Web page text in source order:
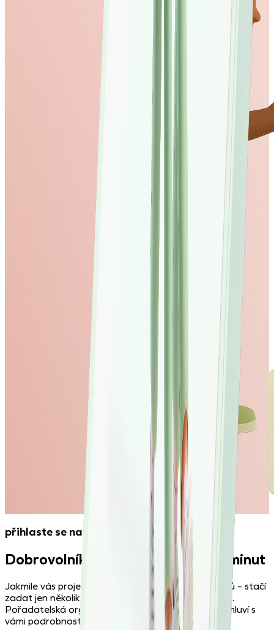
přihlaste se na svůj první projekt
Dobrovolníkem se stanete za pár minut
Jakmile vás projekt zaujme, přihlásíte se na pár kliků – stačí
zadat jen několik údajů o sobě. Nic víc není potřeba.
Pořadatelská organizace se vám sama ozve a domluví s
vámi podrobnosti.